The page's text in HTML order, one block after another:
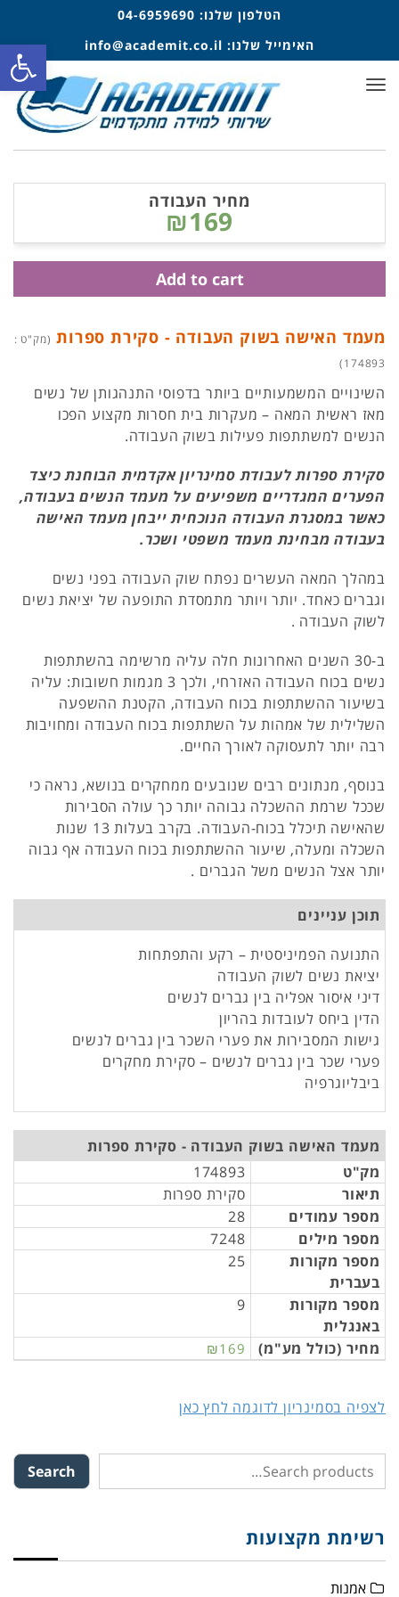
פתח
הטלפון שלנו: 04-6959690
האימייל שלנו: info@academit.co.il
תפריט
מעמד האישה בשוק העבודה - סקירת ספרות (מק"ט :
174893)
השינויים המשמעותיים ביותר בדפוסי התנהגותן של נשים
מאז ראשית המאה – מעקרות בית חסרות מקצוע הפכו
הנשים למשתתפות פעילות בשוק העבודה.
סקירת ספרות לעבודת סמינריון אקדמית הבוחנת כיצד
הפערים המגדריים משפיעים על מעמד הנשים בעבודה,
כאשר במסגרת העבודה הנוכחית ייבחן מעמד האישה
בעבודה מבחינת מעמד משפטי ושכר.
במהלך המאה העשרים נפתח שוק העבודה בפני נשים
וגברים כאחד. יותר ויותר מתמסדת התופעה של יציאת נשים
לשוק העבודה .
ב-30 השנים האחרונות חלה עליה מרשימה בהשתתפות
נשים בכוח העבודה האזרחי, ולכך 3 מגמות חשובות: עליה
בשיעור ההשתתפות בכוח העבודה, הקטנת ההשפעה
השלילית של אמהות על השתתפות בכוח העבודה ומחויבות
רבה יותר לתעסוקה לאורך החיים.
בנוסף, מנתונים רבים שנובעים ממחקרים בנושא, נראה כי
שככל שרמת ההשכלה גבוהה יותר כך עולה הסבירות
שהאישה תיכלל בכוח-העבודה. בקרב בעלות 13 שנות
השכלה ומעלה, שיעור ההשתתפות בכוח העבודה אף גבוה
יותר אצל הנשים משל הגברים .
תוכן עניינים
התנועה הפמיניסטית – רקע והתפתחות
יציאת נשים לשוק העבודה
דיני איסור אפליה בין גברים לנשים
הדין ביחס לעובדות בהריון
גישות המסבירות את פערי השכר בין גברים לנשים
פערי שכר בין גברים לנשים – סקירת מחקרים
ביבליוגרפיה
מעמד האישה בשוק העבודה - סקירת ספרות
מק"ט
174893
תיאור
סקירת ספרות
מספר עמודים
28
מספר מילים
7248
מספר מקורות
בעברית
25
מספר מקורות
באנגלית
9
מחיר (כולל מע"מ) ₪169
לצפיה בסמינריון לדוגמה לחץ כאן
מחיר העבודה
₪169
Add to cart
Search
רשימת מקצועות
אמנות